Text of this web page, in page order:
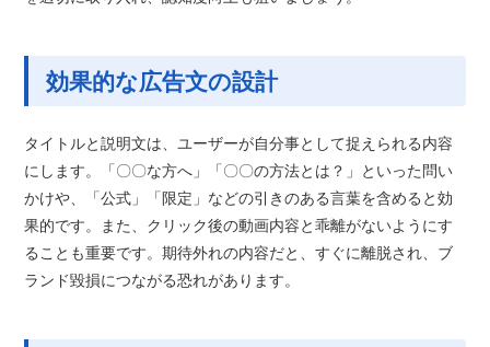
効果的な広告文の設計
タイトルと説明文は、ユーザーが自分事として捉えられる内容
にします。「〇〇な方へ」「〇〇の方法とは？」といった問い
かけや、「公式」「限定」などの引きのある言葉を含めると効
果的です。また、クリック後の動画内容と乖離がないようにす
ることも重要です。期待外れの内容だと、すぐに離脱され、ブ
ランド毀損につながる恐れがあります。